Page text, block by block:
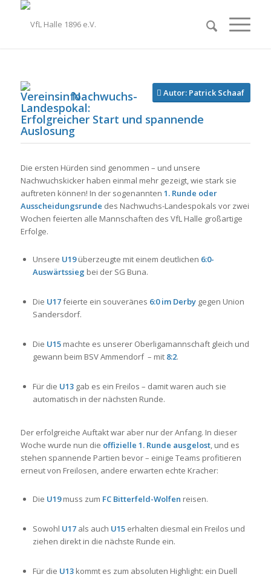
Autor: Patrick Schaaf
Nachwuchs-
Landespokal:
Erfolgreicher Start und spannende
Auslosung
Die ersten Hürden sind genommen – und unsere
Nachwuchskicker haben einmal mehr gezeigt, wie stark sie
auftreten können! In der sogenannten 1. Runde oder
Ausscheidungsrunde des Nachwuchs-Landespokals vor zwei
Wochen feierten alle Mannschaften des VfL Halle großartige
Erfolge.
Unsere U19überzeugte mit einem deutlichen 6:0-
Auswärtssieg bei der SG Buna.
Die U17feierte ein souveränes 6:0 im Derby gegen Union
Sandersdorf.
Die U15machte es unserer Oberligamannschaft gleich und
gewann beim BSV Ammendorf – mit 8:2.
Für die U13gab es ein Freilos – damit waren auch sie
automatisch in der nächsten Runde.
Der erfolgreiche Auftakt war aber nur der Anfang. In dieser
Woche wurde nun die offizielle 1. Runde ausgelost, und es
stehen spannende Partien bevor – einige Teams profitieren
erneut von Freilosen, andere erwarten echte Kracher:
Die U19muss zum FC Bitterfeld-Wolfen reisen.
Sowohl U17als auch U15erhalten diesmal ein Freilos und
ziehen direkt in die nächste Runde ein.
Für die U13kommt es zum absoluten Highlight: ein Duell